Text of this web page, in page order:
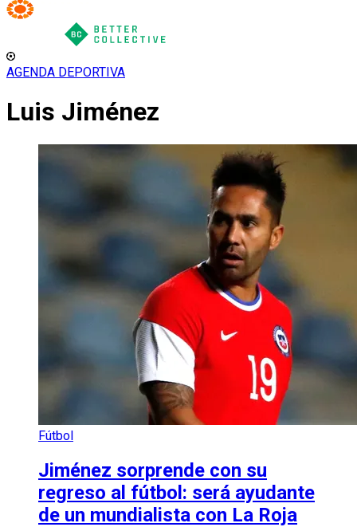
AGENDA DEPORTIVA
Luis Jiménez
Fútbol
Jiménez sorprende con su
regreso al fútbol: será ayudante
de un mundialista con La Roja